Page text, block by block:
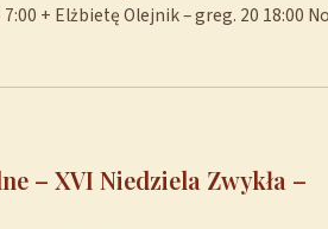
+ Elżbietę Olejnik – greg. 20 18:00
– XVI Niedziela Zwykła –